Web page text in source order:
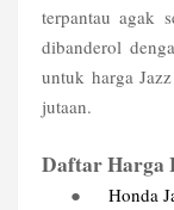
terpantau agak
dibanderol
untuk harga
jutaan.
Daftar Harga
● Honda